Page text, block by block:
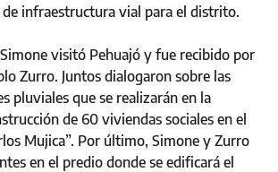
infraestructura vial para el distrito.
visitó Pehuajó y fue recibido por
Zurro. Juntos dialogaron sobre las
pluviales que se realizarán en la
de 60 viviendas sociales en el
Mujica”. Por último, Simone y Zurro
en el predio donde se edificará el